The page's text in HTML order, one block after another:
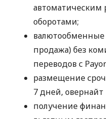
автоматическим
оборотами;
продажа) без
переводов с
размещение
7 дней, овернайт
получение